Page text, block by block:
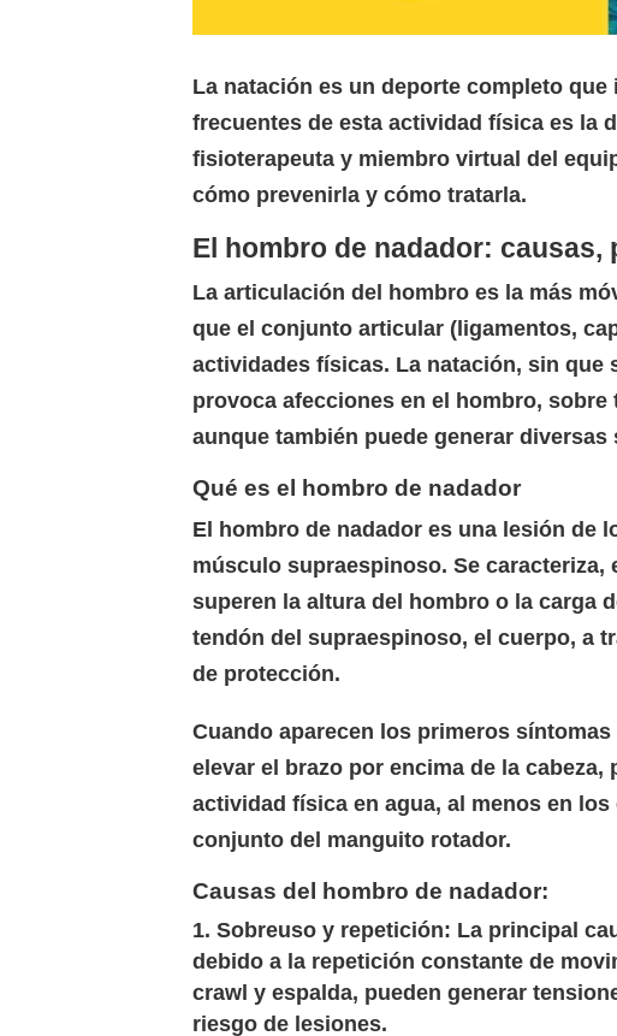
La natación es un deporte completo
frecuentes de esta actividad física es la
fisioterapeuta y miembro virtual del
cómo prevenirla y cómo tratarla.
El hombro de nadador:
La articulación del hombro es la más
que el conjunto articular (ligamentos,
actividades físicas. La natación, sin que
provoca afecciones en el hombro,
aunque también puede generar
Qué es el hombro de nadador
El hombro de nadador es una lesión de
músculo supraespinoso. Se
superen la altura del hombro o la carga
tendón del supraespinoso, el cuerpo, a
de protección.
Cuando aparecen los primeros
elevar el brazo por encima de la
actividad física en agua, al menos en
conjunto del manguito rotador.
Causas del hombro de nadador:
Sobreuso y repetición: La principal
debido a la repetición constante de
crawl y espalda, pueden generar
riesgo de lesiones.